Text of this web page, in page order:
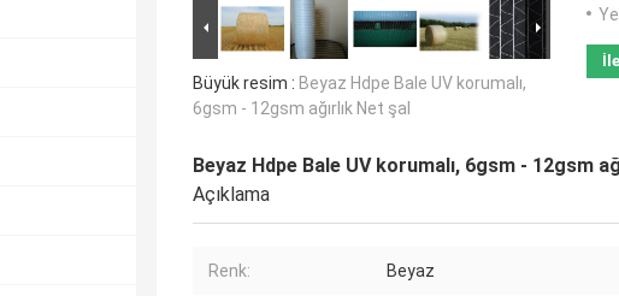
Büyük resim : Beyaz Hdpe Bale UV korumalı,
6gsm - 12gsm ağırlık Net şal
Beyaz Hdpe Bale UV korumalı, 6gsm - 12gsm
Açıklama
Renk: Beyaz